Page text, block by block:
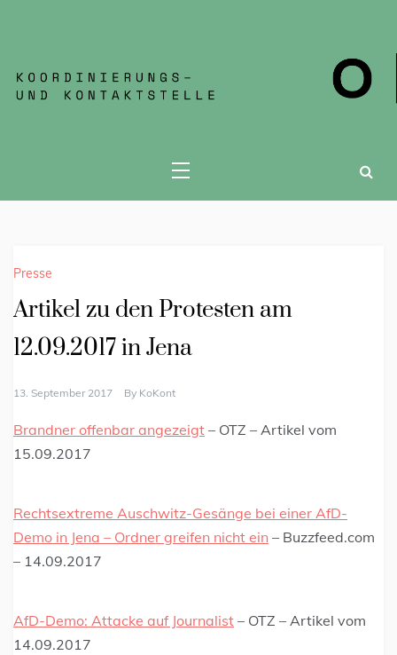
Presse
Artikel zu den Protesten am
12.09.2017 in Jena
13. September 2017 By KoKont
Brandner offenbar angezeigt – OTZ – Artikel vom
15.09.2017
Rechtsextreme Auschwitz-Gesänge bei einer AfD-
Demo in Jena – Ordner greifen nicht ein – Buzzfeed.com
– 14.09.2017
AfD-Demo: Attacke auf Journalist – OTZ – Artikel vom
14.09.2017